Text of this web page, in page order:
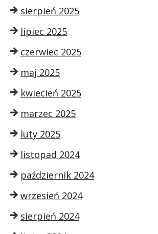
sierpień 2025
lipiec 2025
czerwiec 2025
maj 2025
kwiecień 2025
marzec 2025
luty 2025
listopad 2024
październik 2024
wrzesień 2024
sierpień 2024